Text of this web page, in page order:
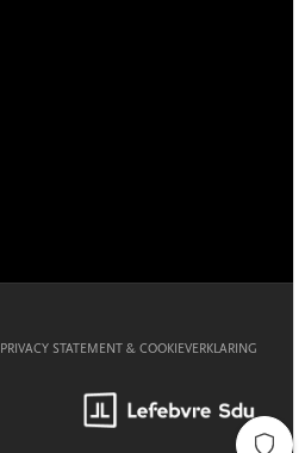
PRIVACY STATEMENT & COOKIEVERKLARING